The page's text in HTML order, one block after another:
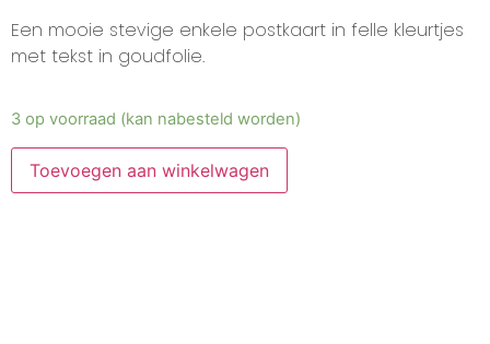
Een mooie stevige enkele postkaart in felle kleurtjes
met tekst in goudfolie.
3 op voorraad (kan nabesteld worden)
Toevoegen aan winkelwagen